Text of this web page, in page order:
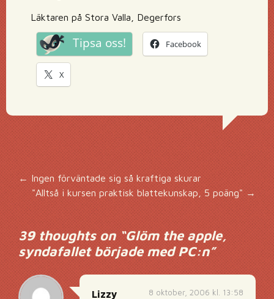
Läktaren på Stora Valla, Degerfors
Tipsa oss! Facebook
X
Inläggsnavigering
←Ingen förväntade sig så kraftiga skurar
"Alltså i kursen praktisk blattekunskap, 5 poäng"→
39 thoughts on “Glöm the apple,
syndafallet började med PC:n”
8 oktober, 2006 kl. 13:58
Lizzy